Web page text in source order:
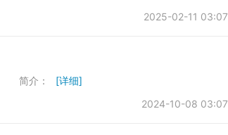
2025-02-11 03:07
简介：
[详细]
2024-10-08 03:07